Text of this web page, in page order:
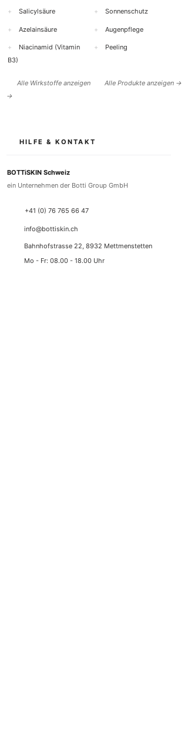
+ Salicylsäure + Sonnenschutz
+ Azelainsäure + Augenpflege
+ Niacinamid (Vitamin
B3)
+ Peeling
Alle Produkte anzeigen →
Alle Wirkstoffe anzeigen
→
HILFE & KONTAKT
BOTTiSKIN Schweiz
ein Unternehmen der Botti Group GmbH
+41 (0) 76 765 66 47
info@bottiskin.ch
Bahnhofstrasse 22, 8932 Mettmenstetten
Mo - Fr: 08.00 - 18.00 Uhr